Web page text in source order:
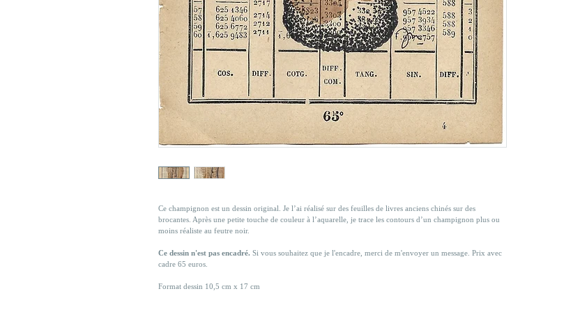
Ce champignon est un dessin original. Je l’ai réalisé sur des feuilles de livres anciens chinés sur des
brocantes. Après une petite touche de couleur à l’aquarelle, je trace les contours d’un champignon plus ou
moins réaliste au feutre noir.
Ce dessin n'est pas encadré. Si vous souhaitez que je l'encadre, merci de m'envoyer un message. Prix avec
cadre 65 euros.
Format dessin 10,5 cm x 17 cm